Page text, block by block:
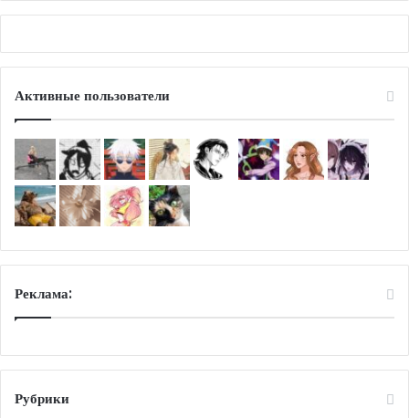
Активные пользователи
Реклама:
Рубрики